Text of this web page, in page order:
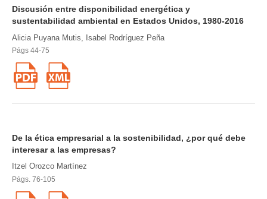
Discusión entre disponibilidad energética y
sustentabilidad ambiental en Estados Unidos, 1980-2016
Alicia Puyana Mutis, Isabel Rodríguez Peña
Págs 44-75
De la ética empresarial a la sostenibilidad, ¿por qué debe
interesar a las empresas?
Itzel Orozco Martínez
Págs. 76-105